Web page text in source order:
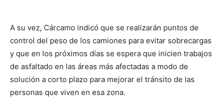
A su vez, Cárcamo indicó que se realizarán puntos de
control del peso de los camiones para evitar sobrecargas
y que en los próximos días se espera que inicien trabajos
de asfaltado en las áreas más afectadas a modo de
solución a corto plazo para mejorar el tránsito de las
personas que viven en esa zona.